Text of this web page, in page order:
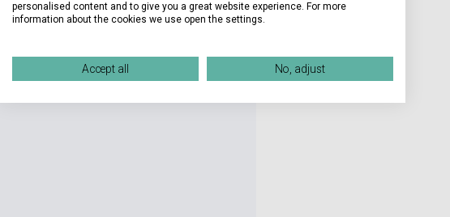
personalised content and to give you a great website experience. For more
information about the cookies we use open the settings.
Accept all No, adjust